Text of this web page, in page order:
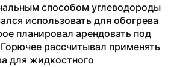
способом углеводороды
использовать для обогрева
планировал арендовать под
рассчитывал применять
для жидкостного